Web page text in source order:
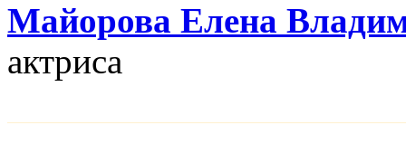
Майорова Елена
актриса